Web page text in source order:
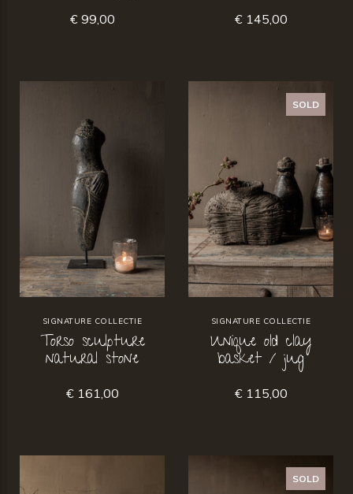
€ 99,00 € 145,00
SIGNATURE COLLECTIE
Torso sculpture
natural stone
€ 161,00
SOLD
SIGNATURE COLLECTIE
Unique old clay
basket / jug
€ 115,00
SOLD